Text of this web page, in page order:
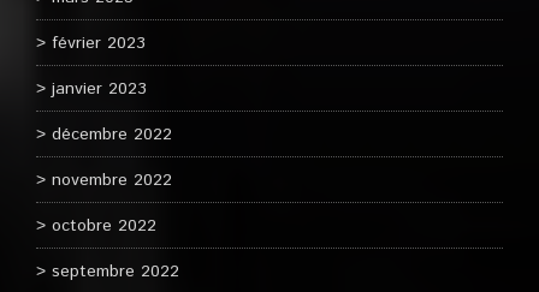
février 2023
janvier 2023
décembre 2022
novembre 2022
octobre 2022
septembre 2022